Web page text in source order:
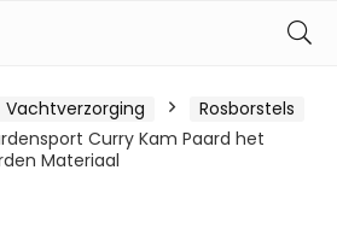
Vachtverzorging
Rosborstels
Curry Kam Paard het
Materiaal